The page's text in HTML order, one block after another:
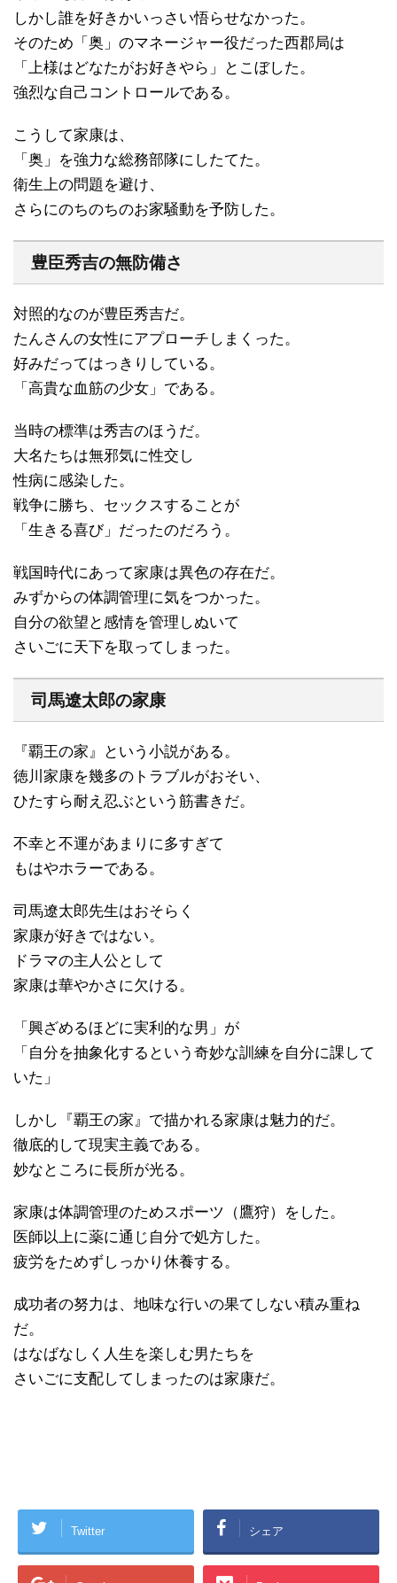
しかし誰を好きかいっさい悟らせなかった。
そのため「奥」のマネージャー役だった西郡局は
「上様はどなたがお好きやら」とこぼした。
強烈な自己コントロールである。
こうして家康は、
「奥」を強力な総務部隊にしたてた。
衛生上の問題を避け、
さらにのちのちのお家騒動を予防した。
豊臣秀吉の無防備さ
対照的なのが豊臣秀吉だ。
たんさんの女性にアプローチしまくった。
好みだってはっきりしている。
「高貴な血筋の少女」である。
当時の標準は秀吉のほうだ。
大名たちは無邪気に性交し
性病に感染した。
戦争に勝ち、セックスすることが
「生きる喜び」だったのだろう。
戦国時代にあって家康は異色の存在だ。
みずからの体調管理に気をつかった。
自分の欲望と感情を管理しぬいて
さいごに天下を取ってしまった。
司馬遼太郎の家康
『覇王の家』という小説がある。
徳川家康を幾多のトラブルがおそい、
ひたすら耐え忍ぶという筋書きだ。
不幸と不運があまりに多すぎて
もはやホラーである。
司馬遼太郎先生はおそらく
家康が好きではない。
ドラマの主人公として
家康は華やかさに欠ける。
「興ざめるほどに実利的な男」が
「自分を抽象化するという奇妙な訓練を自分に課して
いた」
しかし『覇王の家』で描かれる家康は魅力的だ。
徹底的して現実主義である。
妙なところに長所が光る。
家康は体調管理のためスポーツ（鷹狩）をした。
医師以上に薬に通じ自分で処方した。
疲労をためずしっかり休養する。
成功者の努力は、地味な行いの果てしない積み重ね
だ。
はなばなしく人生を楽しむ男たちを
さいごに支配してしまったのは家康だ。
Twitter シェア